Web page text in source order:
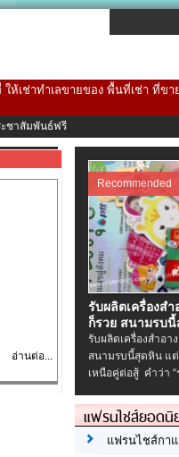
เช่าทำเลขายของ พื้นที่เช่า ที่ข
ชาสัมพันธ์ฟรี
อ่านต่อ...
Recommended
รับผลิตเครื่องสํ
ก็รวย สนามรบ
รับผลิตเครื่องสําอา
สนามรบนี้สุดหิน แ
เหนือคู่ต่อสู้ คำว่า “
แฟรนไชส์ยอดนิ
แฟรนไชส์กา